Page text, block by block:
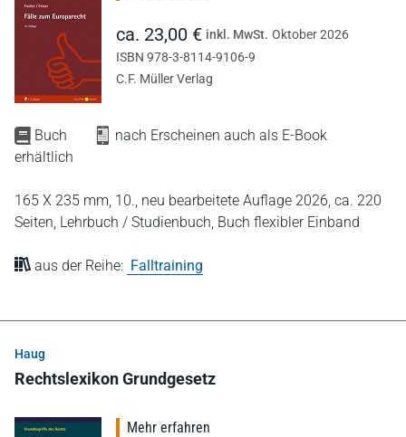
Buch
nach Erscheinen auch als E-Book
erhältlich
165 X 235 mm, 10., neu bearbeitete Auflage 2026, ca. 220
Seiten, Lehrbuch / Studienbuch, Buch flexibler Einband
aus der Reihe: Falltraining
ca. 23,00 € inkl. MwSt. Oktober 2026
ISBN 978-3-8114-9106-9
C.F. Müller Verlag
Haug
Rechtslexikon Grundgesetz
Mehr erfahren